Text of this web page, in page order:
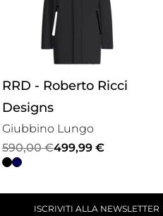
RRD - Roberto Ricci
Designs
Giubbino Lungo
590,00€
Il
prezzo
499,99 €
Il
prezzo
ISCRIVITI ALLA NEWSLETTER